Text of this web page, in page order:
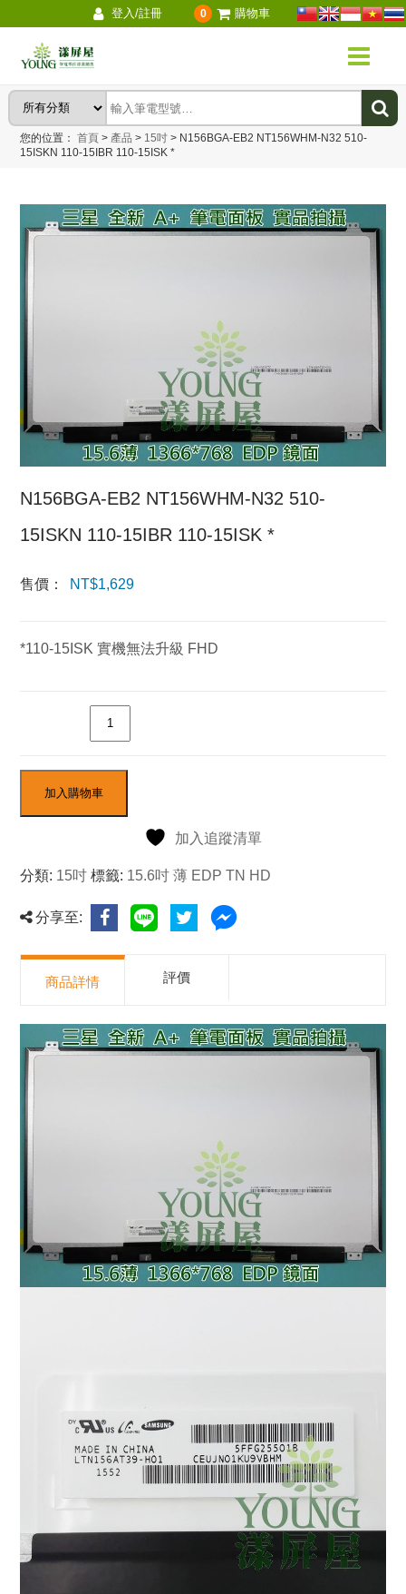
登入/註冊 0 購物車
您的位置：首頁 > 產品 > 15吋 > N156BGA-EB2 NT156WHM-N32 510-
15ISKN 110-15IBR 110-15ISK *
N156BGA-EB2 NT156WHM-N32 510-
15ISKN 110-15IBR 110-15ISK *
售價： NT$1,629
*110-15ISK 實機無法升級 FHD
加入購物車
加入追蹤清單
分類: 15吋 標籤: 15.6吋 薄 EDP TN HD
分享至:
商品詳情 評價